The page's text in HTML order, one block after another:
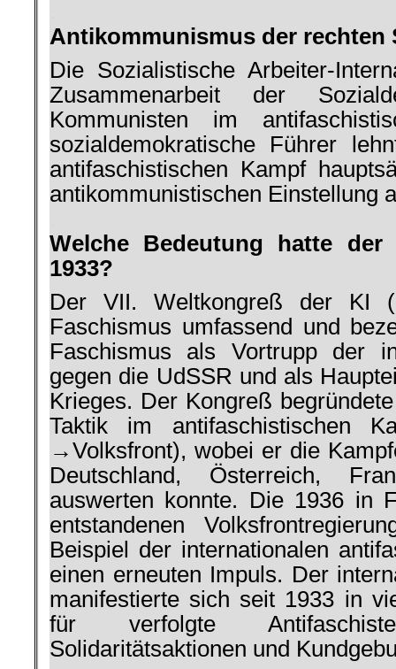
Antikommunismus der rechten
Die Sozialistische Arbeiter-­
Zu­sammenarbeit der
Kommunisten im
sozialdemokratische Führer
antifaschi­stischen Kampf
antikommunistischen Einstellung
Welche Bedeutung hatte der
1933?
Der VII. Weltkongreß der KI
Faschismus umfassend und
Fa­schismus als Vortrupp der
gegen die UdSSR und als
Krieges. Der Kon­greß
Taktik im antifaschisti­schen
→Volksfront), wobei er die
Deutschland, Österreich,
auswerten konnte. Die 1936 in
entstandenen
Beispiel der internationa­len
einen erneuten Impuls. Der
manifestierte sich seit 1933 in
für verfolgte
Solidaritätsaktionen und